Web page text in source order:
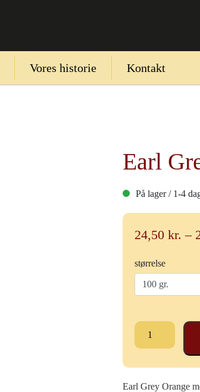
Vores historie Kontakt
Earl
På lager / 1-4
24,50 kr. –
størrelse
Earl
Grey
antal
Earl Grey Orange